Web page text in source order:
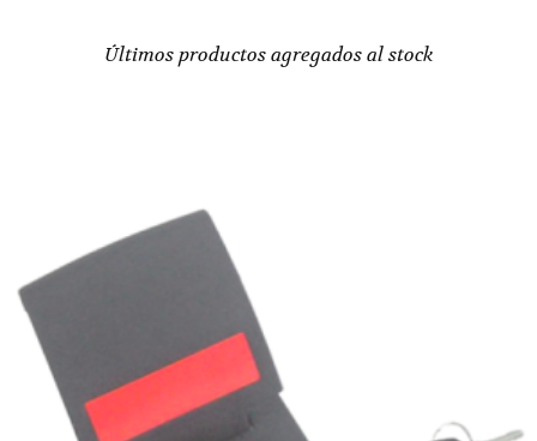
Últimos productos agregados al stock